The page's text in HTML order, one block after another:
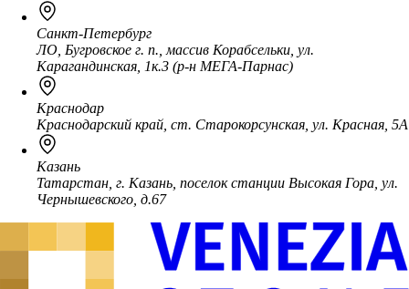
Санкт-Петербург
ЛО, Бугровское г. п., массив Корабсельки, ул.
Карагандинская, 1к.3 (р-н МЕГА-Парнас)
Краснодар
Краснодарский край, ст. Старокорсунская, ул. Красная, 5А
Казань
Татарстан, г. Казань, поселок станции Высокая Гора, ул.
Чернышевского, д.67